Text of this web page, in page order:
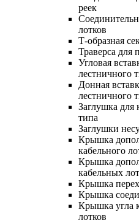
реек
лотков
Т-образная
Траверса для
Угловая
лестничного
Донная
лестничного
Заглушка для
типа
Заглушки
Крышка
кабельного
Крышка
кабельных
Крышка
Крышка
Крышка угла
лотков